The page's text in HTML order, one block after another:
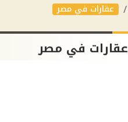
عقارات في مصر
عقارات في مصر